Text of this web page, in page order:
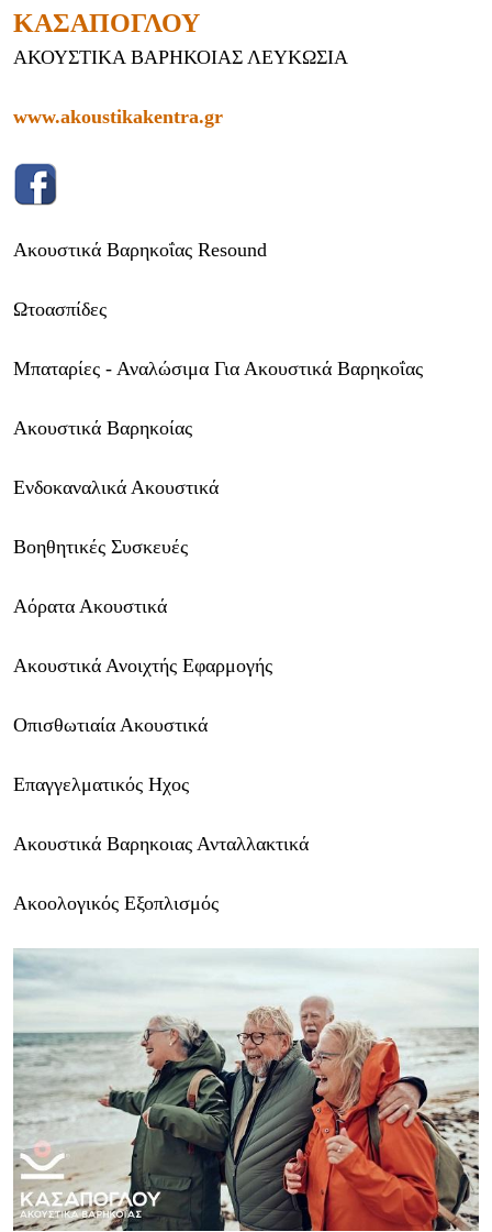
ΚΑΣΑΠΟΓΛΟΥ
ΑΚΟΥΣΤΙΚΑ ΒΑΡΗΚΟΙΑΣ ΛΕΥΚΩΣΙΑ
www.akoustikakentra.gr
Ακουστικά Βαρηκοΐας Resound
Ωτοασπίδες
Μπαταρίες - Αναλώσιμα Για Ακουστικά Βαρηκοΐας
Ακουστικά Βαρηκοίας
Ενδοκαναλικά Ακουστικά
Βοηθητικές Συσκευές
Αόρατα Ακουστικά
Ακουστικά Ανοιχτής Εφαρμογής
Οπισθωτιαία Ακουστικά
Επαγγελματικός Ηχος
Ακουστικά Βαρηκοιας Ανταλλακτικά
Ακοολογικός Εξοπλισμός